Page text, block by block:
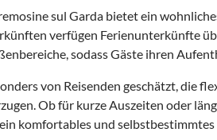
sul Garda bietet ein
verfügen Ferienunterkünfte
sodass Gäste ihren
von Reisenden geschätzt, die
Ob für kurze Auszeiten oder
komfortables und